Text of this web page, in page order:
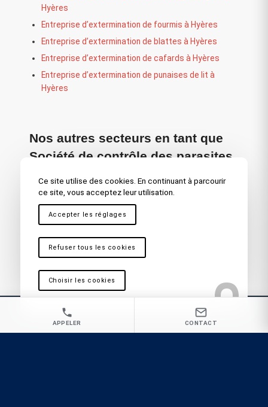
Hyères
Entreprise d’extermination de fourmis à Hyères
Entreprise d’extermination de blattes à Hyères
Entreprise d’extermination de cafards à Hyères
Entreprise d’extermination de punaises de lit à
Hyères
Nos autres secteurs en tant que
Société de contrôle des parasites
Fréjus – Saint Raphaël,Toulon,La Seyne sur Mer,Fréjus
– Saint Raphaël,Draguignan,Bandol,Sainte Maxime
Garde,Brignoles,Saint Maximin
Marseille,Martigues,La Ciotat
Ce site utilise des cookies. En continuant à parcourir
ce site, vous acceptez leur utilisation.
Accepter les réglages
Refuser tous les cookies
Choisir les cookies
APPELER CONTACT